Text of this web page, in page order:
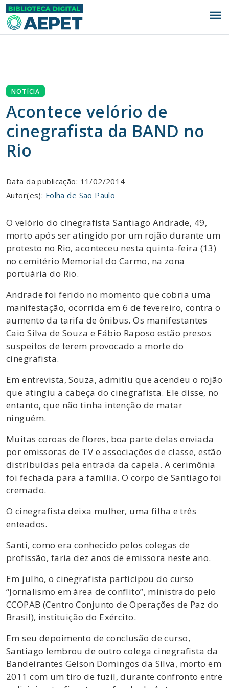
menu
NOTÍCIA
Acontece velório de
cinegrafista da BAND no
Rio
Data da publicação: 11/02/2014
Autor(es): Folha de São Paulo
O velório do cinegrafista Santiago Andrade, 49,
morto após ser atingido por um rojão durante um
protesto no Rio, aconteceu nesta quinta-feira (13)
no cemitério Memorial do Carmo, na zona
portuária do Rio.
Andrade foi ferido no momento que cobria uma
manifestação, ocorrida em 6 de fevereiro, contra o
aumento da tarifa de ônibus. Os manifestantes
Caio Silva de Souza e Fábio Raposo estão presos
suspeitos de terem provocado a morte do
cinegrafista.
Em entrevista, Souza, admitiu que acendeu o rojão
que atingiu a cabeça do cinegrafista. Ele disse, no
entanto, que não tinha intenção de matar
ninguém.
Muitas coroas de flores, boa parte delas enviada
por emissoras de TV e associações de classe, estão
distribuídas pela entrada da capela. A cerimônia
foi fechada para a família. O corpo de Santiago foi
cremado.
O cinegrafista deixa mulher, uma filha e três
enteados.
Santi, como era conhecido pelos colegas de
profissão, faria dez anos de emissora neste ano.
Em julho, o cinegrafista participou do curso
“Jornalismo em área de conflito”, ministrado pelo
CCOPAB (Centro Conjunto de Operações de Paz do
Brasil), instituição do Exército.
Em seu depoimento de conclusão de curso,
Santiago lembrou de outro colega cinegrafista da
Bandeirantes Gelson Domingos da Silva, morto em
2011 com um tiro de fuzil, durante confronto entre